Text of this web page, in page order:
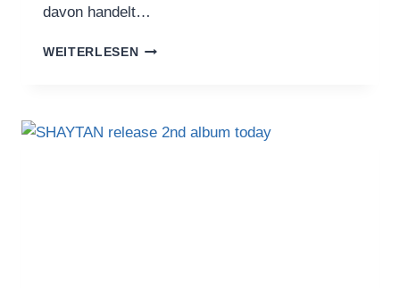
davon handelt…
WEITERLESEN1000TEILE